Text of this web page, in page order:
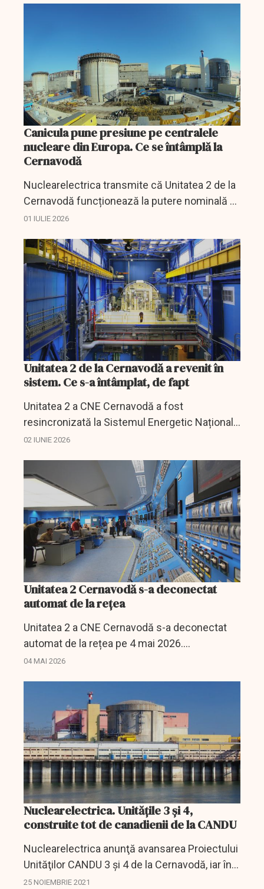
Canicula pune presiune pe centralele
nucleare din Europa. Ce se întâmplă la
Cernavodă
Nuclearelectrica transmite că Unitatea 2 de la
Cernavodă funcționează la putere nominală și
că nu există indicii privind un impact al
SEN.
01 IULIE 2026
Unitatea 2 de la Cernavodă a revenit în
sistem. Ce s-a întâmplat, de fapt
Unitatea 2 a CNE Cernavodă a fost
resincronizată la Sistemul Energetic Național
după aproape o lună de oprire tehnică.
02 IUNIE 2026
Unitatea 2 Cernavodă s-a deconectat
automat de la rețea
Unitatea 2 a CNE Cernavodă s-a deconectat
automat de la rețea pe 4 mai 2026.
Nuclearelectrica anunță că nu există impact
04 MAI 2026
Nuclearelectrica. Unitățile 3 și 4,
construite tot de canadienii de la CANDU
Nuclearelectrica anunţă avansarea Proiectului
Unităţilor CANDU 3 şi 4 de la Cernavodă, iar în
cadrul etapei pregătitoare, EnergoNuclear S.A.,
25 NOIEMBRIE 2021